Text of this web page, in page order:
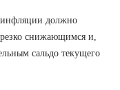
должно
снижающимся и,
сальдо текущего